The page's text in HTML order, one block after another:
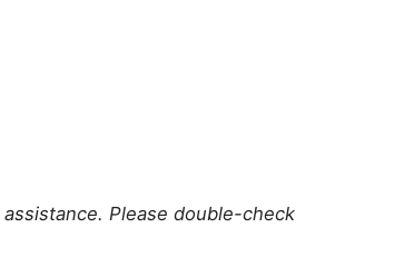
Please double-check